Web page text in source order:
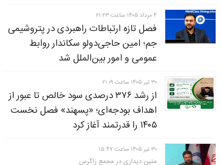
۴ مرداد ۱۴۰۵ ساعت ۲۱:۲۳
فصل تازه ارتباطات راهبردی در پتروشیمی
جم؛ امین حاجی‌دولو سکاندار روابط
عمومی و امور بین‌الملل شد
۳۰ تير ۱۴۰۵ ساعت ۲۱:۰۹
از رشد ۳۷۶ درصدی سود خالص تا عبور از
اهداف بودجه‌ای؛ «پسهند» فصل نخست
۱۴۰۵ را قدرتمند آغاز کرد
۳۰ تير ۱۴۰۵ ساعت ۱۵:۴۷
متین دیداری در مجمع زاگرس